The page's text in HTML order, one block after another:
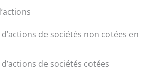
de sociétés non cotées en
de sociétés cotées